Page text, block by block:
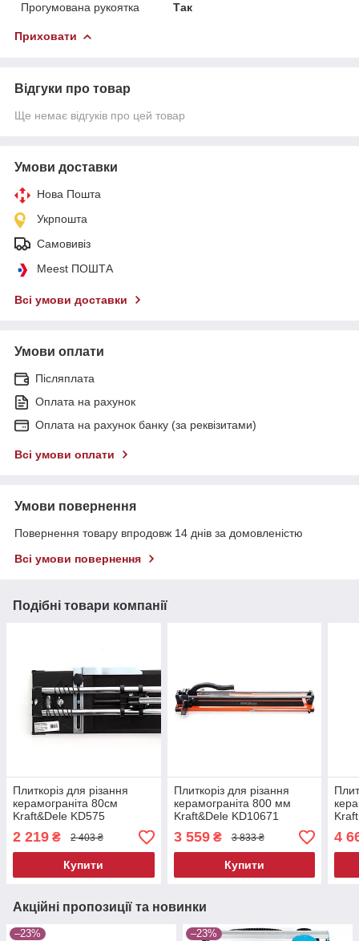
Прогумована рукоятка Так
Приховати
Відгуки про товар
Ще немає відгуків про цей товар
Умови доставки
Нова Пошта
Укрпошта
Самовивіз
Meest ПОШТА
Всі умови доставки
Умови оплати
Післяплата
Оплата на рахунок
Оплата на рахунок банку (за реквізитами)
Всі умови оплати
Умови повернення
Повернення товару впродовж 14 днів за домовленістю
Всі умови повернення
Подібні товари компанії
Плиткоріз для різання
керамограніта 80см
Kraft&Dele KD575
плиткоріз для
керамограніта
2 219 ₴ 2 403 ₴
Купити
Плиткоріз для різання
керамограніта 800 мм
Kraft&Dele KD10671
плиткоріз для
керамограніта
3 559₴ 3 833 ₴
Купити
4
Акційні пропозиції та новинки
–23% –23%